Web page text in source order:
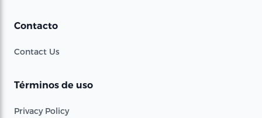
Contacto
Contact Us
Términos de uso
Privacy Policy